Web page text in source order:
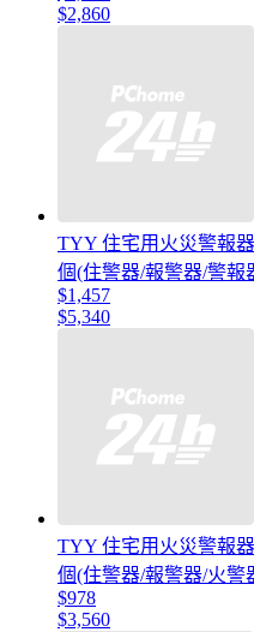
$2,860
TYY 住宅用火災警報
個(住警器/報警器/警報
$1,457
$5,340
TYY 住宅用火災警報
個(住警器/報警器/火警
$978
$3,560